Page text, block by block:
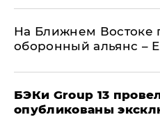
На Ближнем Востоке
оборонный альянс –
​БЭКи Group 13
опубликованы